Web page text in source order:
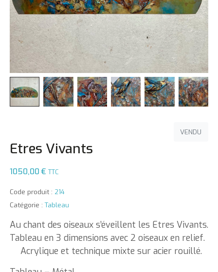
VENDU
Etres Vivants
1050,00 € TTC
Code produit : 214
Catégorie : Tableau
Au chant des oiseaux s’éveillent les Etres Vivants.
Tableau en 3 dimensions avec 2 oiseaux en relief.
Acrylique et technique mixte sur acier rouillé.